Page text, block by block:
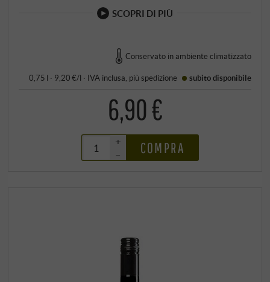
SCOPRI DI PIÙ
Conservato in ambiente climatizzato
0,75 l · 9,20 €/l · IVA inclusa , piùspedizione subito disponibile
6,90 €
+
–
COMPRA